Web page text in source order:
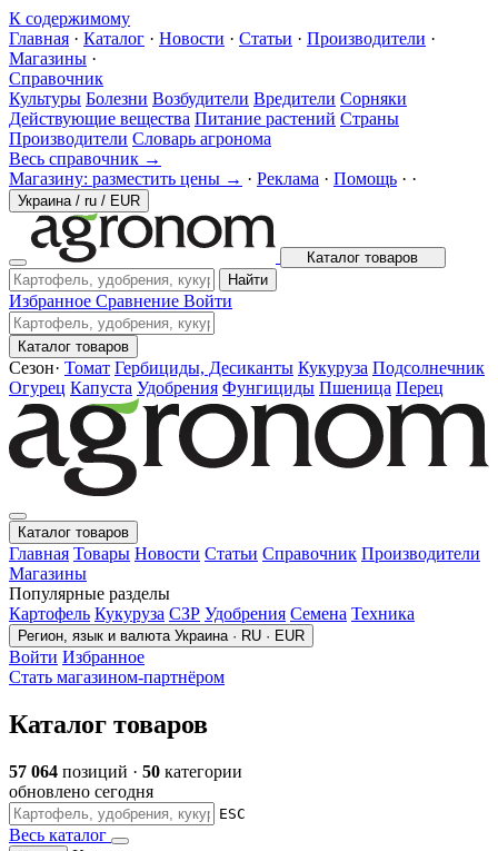
К содержимому
Главная · Каталог · Новости · Статьи · Производители ·
Магазины ·
Справочник
Культуры Болезни Возбудители Вредители Сорняки
Действующие вещества Питание растений Страны
Производители Словарь агронома
Весь справочник →
Магазину: разместить цены → · Реклама · Помощь · ·
Украина / ru / EUR
Каталог товаров
Найти
Избранное Сравнение Войти
Каталог товаров
Сезон· Томат Гербициды, Десиканты Кукуруза Подсолнечник
Огурец Капуста Удобрения Фунгициды Пшеница Перец
Каталог товаров
Главная Товары Новости Статьи Справочник Производители
Магазины
Популярные разделы
Картофель Кукуруза СЗР Удобрения Семена Техника
Регион, язык и валюта Украина · RU · EUR
Войти Избранное
Стать магазином-партнёром
Каталог товаров
57 064 позиций · 50 категории
обновлено сегодня
ESC
Весь каталог